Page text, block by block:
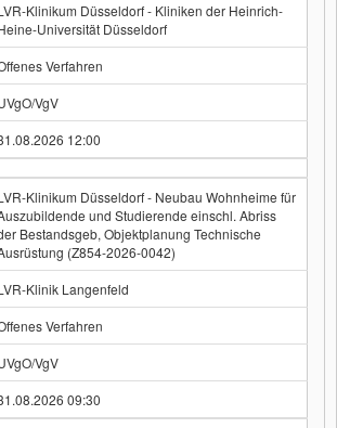
Klinikum Düsseldorf - Kliniken der Heinrich-
Universität Düsseldorf
Verfahren
VgV
12:00
Klinikum Düsseldorf - Neubau Wohnheime für
und Studierende einschl. Abriss
Bestandsgeb, Objektplanung Technische
(Z854-2026-0042)
Klinik Langenfeld
Verfahren
VgV
09:30